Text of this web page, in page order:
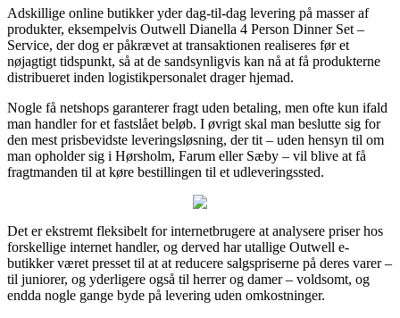
Adskillige online butikker yder dag-til-dag levering på masser af
produkter, eksempelvis Outwell Dianella 4 Person Dinner Set –
Service, der dog er påkrævet at transaktionen realiseres før et
nøjagtigt tidspunkt, så at de sandsynligvis kan nå at få produkterne
distribueret inden logistikpersonalet drager hjemad.
Nogle få netshops garanterer fragt uden betaling, men ofte kun ifald
man handler for et fastslået beløb. I øvrigt skal man beslutte sig for
den mest prisbevidste leveringsløsning, der tit – uden hensyn til om
man opholder sig i Hørsholm, Farum eller Sæby – vil blive at få
fragtmanden til at køre bestillingen til et udleveringssted.
Det er ekstremt fleksibelt for internetbrugere at analysere priser hos
forskellige internet handler, og derved har utallige Outwell e-
butikker været presset til at at reducere salgspriserne på deres varer –
til juniorer, og yderligere også til herrer og damer – voldsomt, og
endda nogle gange byde på levering uden omkostninger.